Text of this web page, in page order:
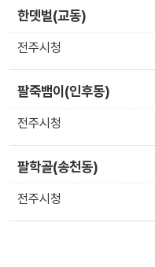
등
공
한뎃벌(교동)
전주시청
팔죽뱀이(인후동)
전주시청
팔학골(송천동)
전주시청